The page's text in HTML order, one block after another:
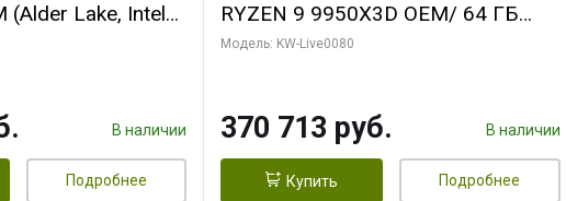
(Alder Lake, Intel
64 ГБ ОЗУ/ Ninja
В наличии
Подробнее
RYZEN 9 9950X3D OEM/ 64 ГБ
ОЗУ/ Palit RTX5080 INFINITY 3 OC
Модель: KW-Live0080
370 713 руб. В наличии
Купить Подробнее